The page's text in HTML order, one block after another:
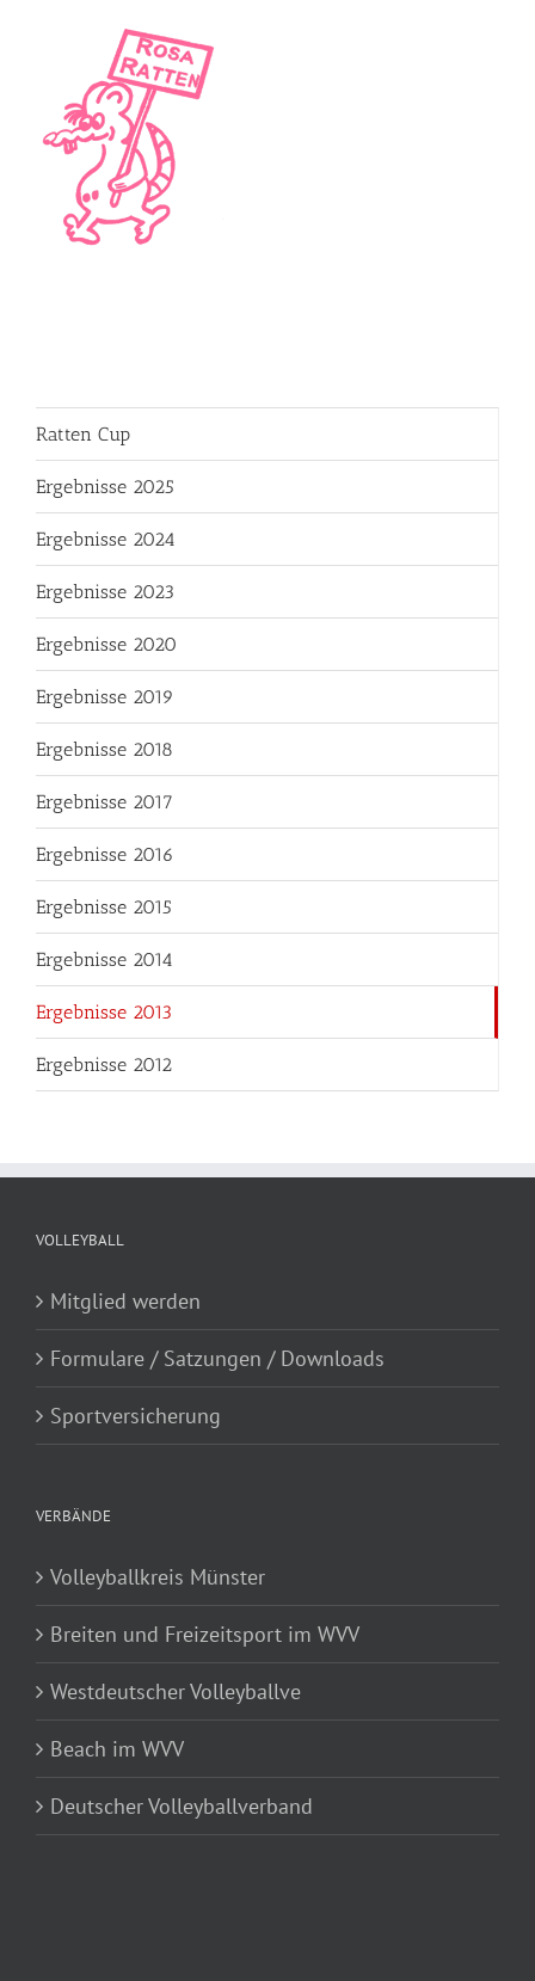
Ratten Cup
Ergebnisse 2025
Ergebnisse 2024
Ergebnisse 2023
Ergebnisse 2020
Ergebnisse 2019
Ergebnisse 2018
Ergebnisse 2017
Ergebnisse 2016
Ergebnisse 2015
Ergebnisse 2014
Ergebnisse 2013
Ergebnisse 2012
VOLLEYBALL
Mitglied werden
Formulare / Satzungen / Downloads
Sportversicherung
VERBÄNDE
Volleyballkreis Münster
Breiten und Freizeitsport im WVV
Westdeutscher Volleyballve
Beach im WVV
Deutscher Volleyballverband